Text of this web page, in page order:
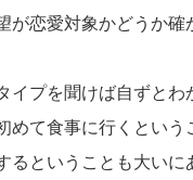
が恋愛対象かどうか確
イプを聞けば自ずとわ
めて食事に行くとい
るということも大いに